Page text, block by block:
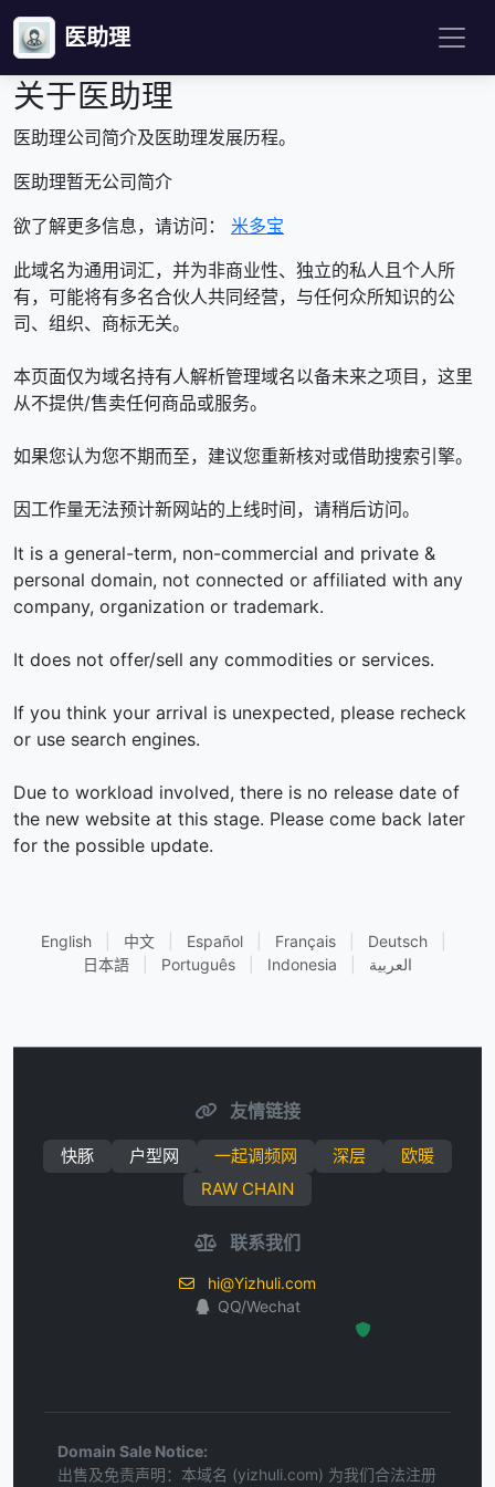
医助理
关于医助理
医助理公司简介及医助理发展历程。
医助理暂无公司简介
欲了解更多信息，请访问： 米多宝
此域名为通用词汇，并为非商业性、独立的私人且个人所
有，可能将有多名合伙人共同经营，与任何众所知识的公
司、组织、商标无关。
本页面仅为域名持有人解析管理域名以备未来之项目，这里
从不提供/售卖任何商品或服务。
如果您认为您不期而至，建议您重新核对或借助搜索引擎。
因工作量无法预计新网站的上线时间，请稍后访问。
It is a general-term, non-commercial and private &
personal domain, not connected or affiliated with any
company, organization or trademark.
It does not offer/sell any commodities or services.
If you think your arrival is unexpected, please recheck
or use search engines.
Due to workload involved, there is no release date of
the new website at this stage. Please come back later
for the possible update.
English 中文 Español Français Deutsch
日本語
Português Indonesia العربية
友情链接
快豚 户型网 一起调频网 深层
欧暖
RAW CHAIN
联系我们
hi@Yizhuli.com
QQ/Wechat
Domain Sale Notice:
出售及免责声明：本域名 (yizhuli.com) 为我们合法注册